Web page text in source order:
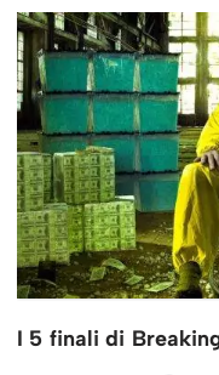
I 5 finali di